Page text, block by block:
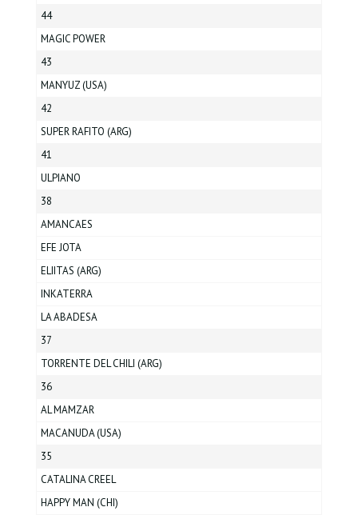
44
MAGIC POWER
43
MANYUZ (USA)
42
SUPER RAFITO (ARG)
41
ULPIANO
38
AMANCAES
EFE JOTA
ELIITAS (ARG)
INKATERRA
LA ABADESA
37
TORRENTE DEL CHILI (ARG)
36
AL MAMZAR
MACANUDA (USA)
35
CATALINA CREEL
HAPPY MAN (CHI)